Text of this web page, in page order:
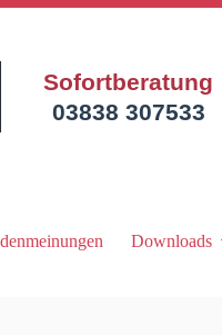
Sofortberatung
03838 307533
Downloads